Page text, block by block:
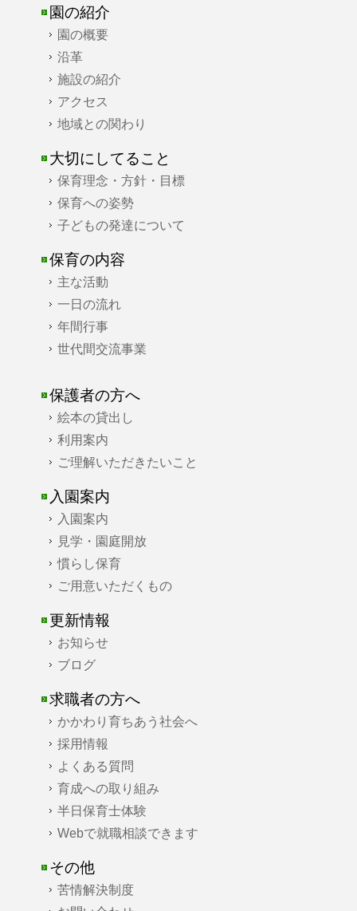
園の紹介
園の概要
沿革
施設の紹介
アクセス
地域との関わり
大切にしてること
保育理念・方針・目標
保育への姿勢
子どもの発達について
保育の内容
主な活動
一日の流れ
年間行事
世代間交流事業
保護者の方へ
絵本の貸出し
利用案内
ご理解いただきたいこと
入園案内
入園案内
見学・園庭開放
慣らし保育
ご用意いただくもの
更新情報
お知らせ
ブログ
求職者の方へ
かかわり育ちあう社会へ
採用情報
よくある質問
育成への取り組み
半日保育士体験
Webで就職相談できます
その他
苦情解決制度